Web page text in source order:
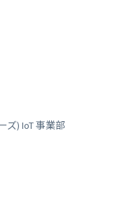
ズ) IoT 事業部